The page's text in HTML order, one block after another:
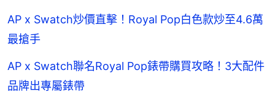
AP x Swatch炒價直擊！Royal Pop白色款炒至4.6萬
最搶手
AP x Swatch聯名Royal Pop錶帶購買攻略！3大配件
品牌出專屬錶帶